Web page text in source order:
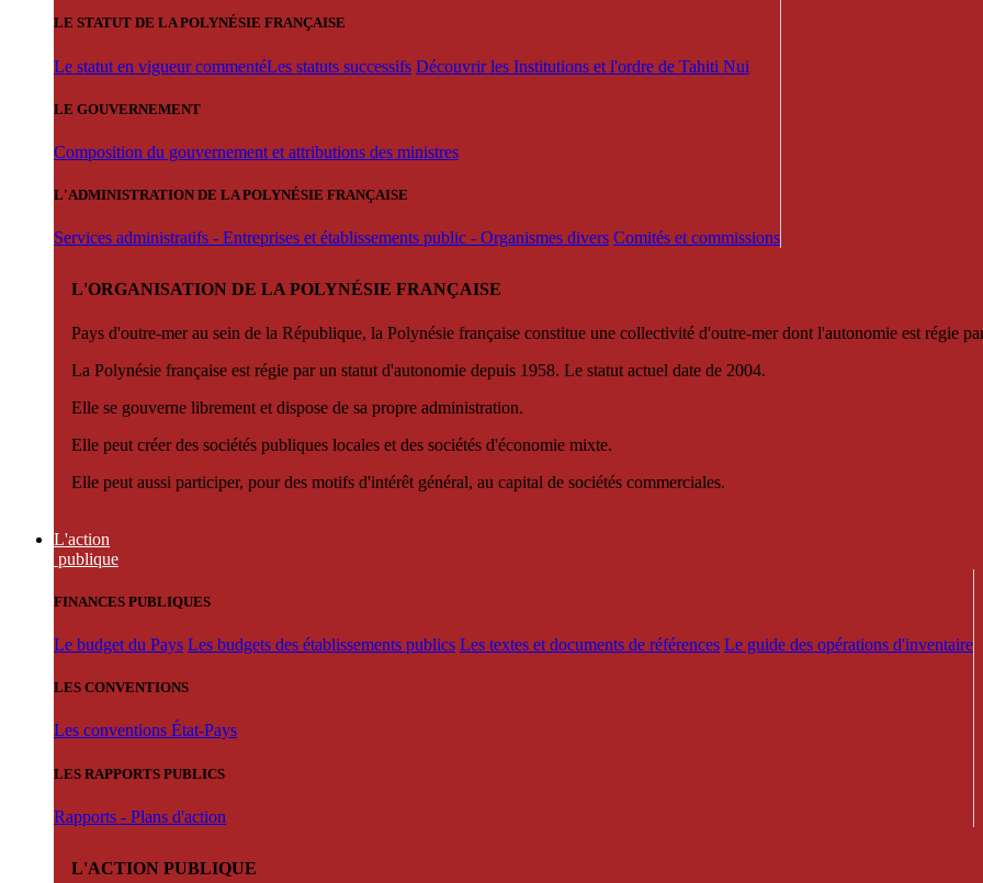
LE STATUT DE LA POLYNÉSIE FRANÇAISE
Le statut en vigueur commentéLes statuts successifs Découvrir les Institutions et l'ordre de Tahiti Nui
LE GOUVERNEMENT
Composition du gouvernement et attributions des ministres
L'ADMINISTRATION DE LA POLYNÉSIE FRANÇAISE
Services administratifs - Entreprises et établissements public - Organismes divers Comités et commissions
L'ORGANISATION DE LA POLYNÉSIE FRANÇAISE
Pays d'outre-mer au sein de la République, la Polynésie française constitue une collectivité d'outre-mer dont l'autonomie est régie
La Polynésie française est régie par un statut d'autonomie depuis 1958. Le statut actuel date de 2004.
Elle se gouverne librement et dispose de sa propre administration.
Elle peut créer des sociétés publiques locales et des sociétés d'économie mixte.
Elle peut aussi participer, pour des motifs d'intérêt général, au capital de sociétés commerciales.
L'action
publique
FINANCES PUBLIQUES
Le budget du Pays Les budgets des établissements publics Les textes et documents de références Le guide des opérations d'inventaire
LES CONVENTIONS
Les conventions État-Pays
LES RAPPORTS PUBLICS
Rapports - Plans d'action
L'ACTION PUBLIQUE